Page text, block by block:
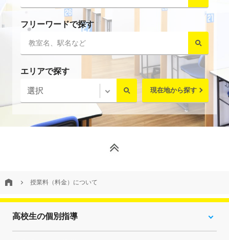
フリーワードで探す
エリアで探す
現在地から探す
授業料（料金）について
高校生の個別指導